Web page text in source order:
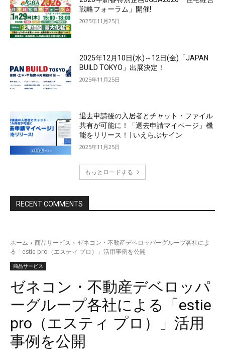
戦略フォーラム」開催!
2025年11月25日
2025年12月10日(水)～12日(金)「JAPAN
BUILD TOKYO」出展決定！
2025年11月25日
退去申請後の入居者とチャット・ファイル
共有が可能に！「退去申請マイページ」機
能をリリース！ | いえらぶサイン
2025年11月25日
もっとロードする
RECENT COMMENTS